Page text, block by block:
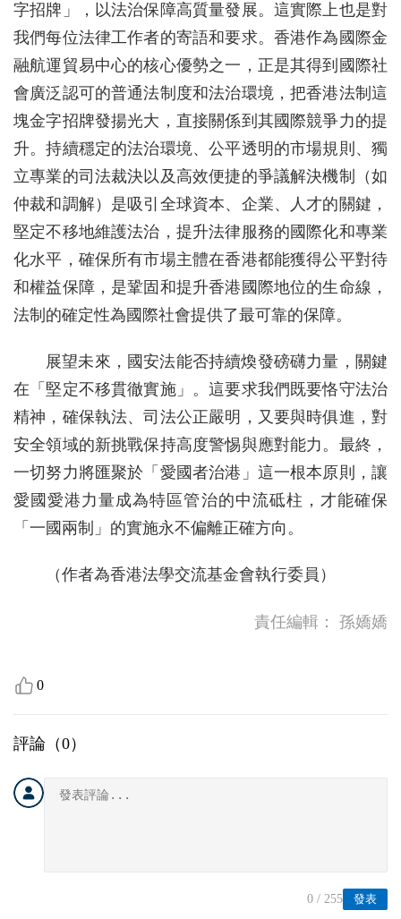
字招牌」，以法治保障高質量發展。這實際上也是對
我們每位法律工作者的寄語和要求。香港作為國際金
融航運貿易中心的核心優勢之一，正是其得到國際社
會廣泛認可的普通法制度和法治環境，把香港法制這
塊金字招牌發揚光大，直接關係到其國際競爭力的提
升。持續穩定的法治環境、公平透明的市場規則、獨
立專業的司法裁決以及高效便捷的爭議解決機制（如
仲裁和調解）是吸引全球資本、企業、人才的關鍵，
堅定不移地維護法治，提升法律服務的國際化和專業
化水平，確保所有市場主體在香港都能獲得公平對待
和權益保障，是鞏固和提升香港國際地位的生命線，
法制的確定性為國際社會提供了最可靠的保障。
展望未來，國安法能否持續煥發磅礴力量，關鍵
在「堅定不移貫徹實施」。這要求我們既要恪守法治
精神，確保執法、司法公正嚴明，又要與時俱進，對
安全領域的新挑戰保持高度警惕與應對能力。最終，
一切努力將匯聚於「愛國者治港」這一根本原則，讓
愛國愛港力量成為特區管治的中流砥柱，才能確保
「一國兩制」的實施永不偏離正確方向。
（作者為香港法學交流基金會執行委員）
責任編輯： 孫嬌嬌
0
評論（0）
發表
0 / 255